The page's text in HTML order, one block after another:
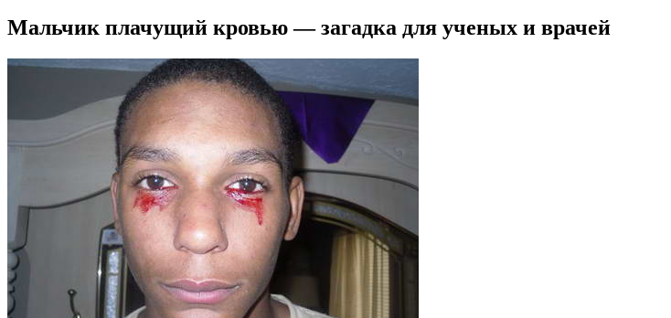
Мальчик плачущий кровью — загадка для ученых и врачей